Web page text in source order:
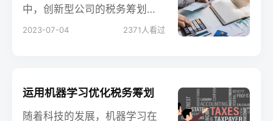
中，创新型公司的税务筹划策
略成为创业者和企业老板关注
低税负，释放资金用于业务发
展。本文将深入探讨创新型公
2023-07-04 2371人看过
运用机器学习优化税务筹划
随着科技的发展，机器学习在